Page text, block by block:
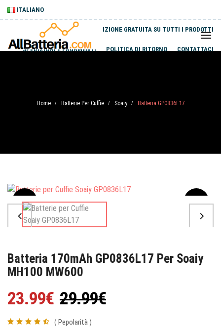
ITALIANO
SPEDIZIONE GRATUITA SU TUTTI I PRODOTTI
SPEDIZIONI E PAGAMENTI POLITICA DI RITORNO CONTATTACI
Home / Batterie Per Cuffie / Soaiy / Batteria GP0836L17
Sale
Batteria 170mAh GP0836L17 Per Soaiy
MH100 MW600
23.99€ 29.99€
( Pepolarità )